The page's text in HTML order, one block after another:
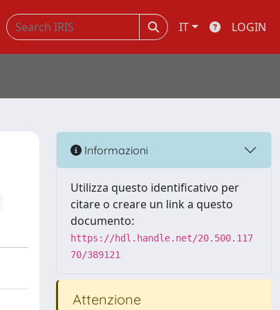
IT LOGIN
Informazioni
Utilizza questo identificativo per
citare o creare un link a questo
documento:
https://hdl.handle.net/20.500.117
70/389121
Attenzione